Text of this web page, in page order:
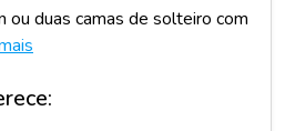
ou duas camas de solteiro com